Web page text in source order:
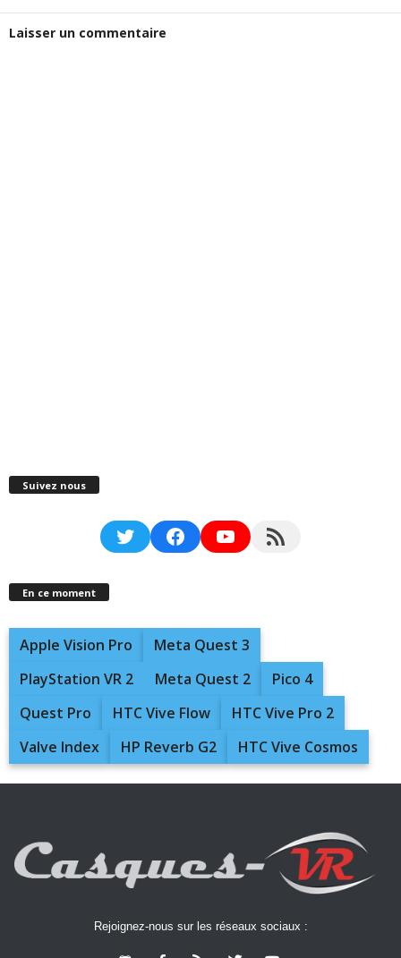
Laisser un commentaire
Suivez nous
TwitterFacebookYouTubeRSS Feed
En ce moment
Apple Vision Pro
Meta Quest 3
PlayStation VR 2
Meta Quest 2
Pico 4
Quest Pro
HTC Vive Flow
HTC Vive Pro 2
Valve Index
HP Reverb G2 HTC Vive Cosmos
Rejoignez-nous sur les réseaux sociaux :